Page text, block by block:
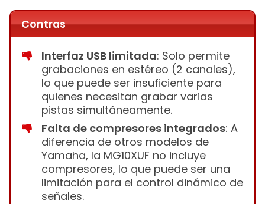
Contras
Interfaz USB limitada: Solo permite
grabaciones en estéreo (2 canales),
lo que puede ser insuficiente para
quienes necesitan grabar varias
pistas simultáneamente.
Falta de compresores integrados: A
diferencia de otros modelos de
Yamaha, la MG10XUF no incluye
compresores, lo que puede ser una
limitación para el control dinámico de
señales.